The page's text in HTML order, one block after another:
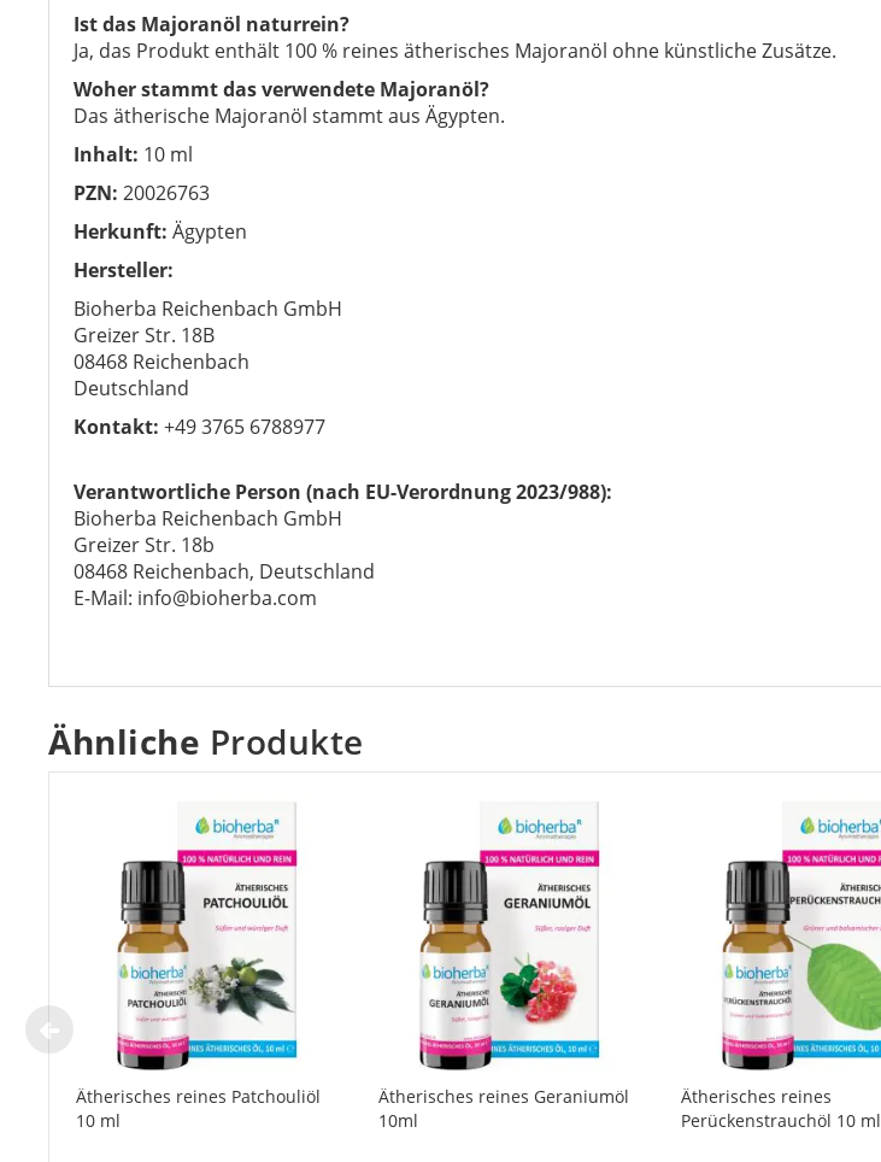
Ist das Majoranöl naturrein?
Ja, das Produkt enthält 100 % reines ätherisches Majoranöl ohne künstliche Zusätze.
Woher stammt das verwendete Majoranöl?
Das ätherische Majoranöl stammt aus Ägypten.
Inhalt: 10 ml
PZN: 20026763
Herkunft: Ägypten
Hersteller:
Bioherba Reichenbach GmbH
Greizer Str. 18B
08468 Reichenbach
Deutschland
Kontakt: +49 3765 6788977
Verantwortliche Person (nach EU-Verordnung 2023/988):
Bioherba Reichenbach GmbH
Greizer Str. 18b
08468 Reichenbach, Deutschland
E-Mail: info@bioherba.com
Ähnliche Produkte
Ätherisches reines Patchouliöl
10 ml
Ätherisches reines Geraniumöl
10ml
Ätherisches reines
Perückenstrauchöl 10 ml